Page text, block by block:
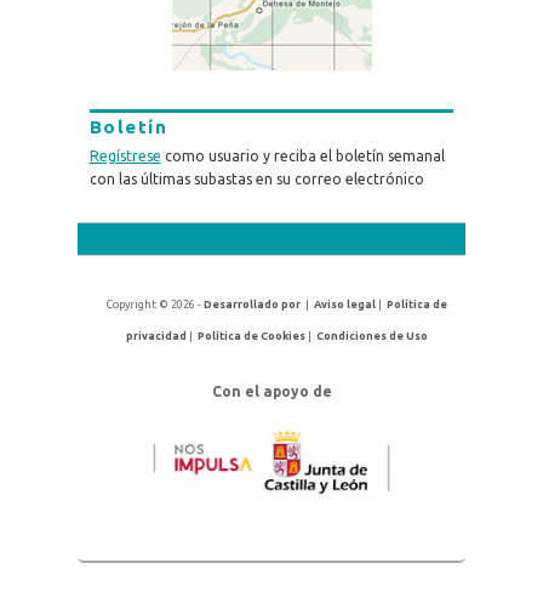
Boletín
Regístrese como usuario y reciba el boletín semanal
con las últimas subastas en su correo electrónico
Copyright © 2026 -Desarrollado por |Aviso legal |Política de
privacidad |Política de Cookies |Condiciones de Uso
Con el apoyo de